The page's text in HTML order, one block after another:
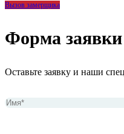
Вызов замерщика
Форма заявки
Оставьте заявку и наши